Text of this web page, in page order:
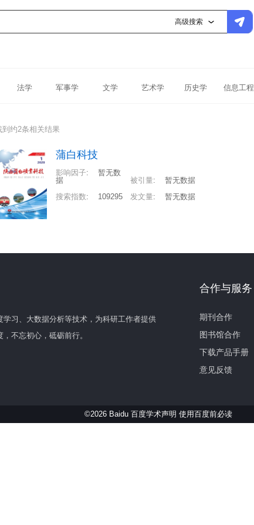
高级搜索
法学 军事学 文学 艺术学 历史学 信息工程
到约2条相关结果
蒲白科技
影响因子:
暂无数
据
被引量:
暂无数据
搜索指数: 109295 发文量: 暂无数据
习、大数据分析等技术，为科研工作者提供
不忘初心，砥砺前行。
合作与服务
期刊合作
图书馆合作
下载产品手册
意见反馈
©2026 Baidu 百度学术声明 使用百度前必读